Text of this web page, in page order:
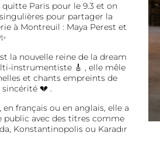
quitte Paris pour le 9.3 et on
pour partager la
à Montreuil : Maya Perest et
la nouvelle reine de la dream
instrumentiste 🎸 , elle mêle
et chants empreints de
💔 .
français ou en anglais, elle a
public avec des titres comme
Konstantinopolis ou Karadır